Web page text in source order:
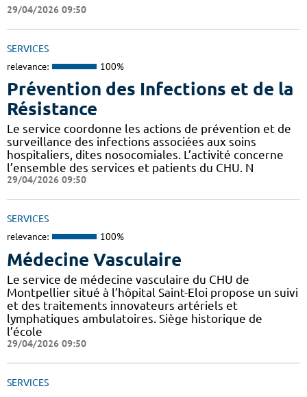
29/04/2026 09:50
SERVICES
relevance: 100%
Prévention des Infections et de la
Résistance
Le service coordonne les actions de prévention et de
surveillance des infections associées aux soins
hospitaliers, dites nosocomiales. L’activité concerne
l’ensemble des services et patients du CHU. N
29/04/2026 09:50
SERVICES
relevance: 100%
Médecine Vasculaire
Le service de médecine vasculaire du CHU de
Montpellier situé à l’hôpital Saint-Eloi propose un suivi
et des traitements innovateurs artériels et
lymphatiques ambulatoires. Siège historique de
l’école
29/04/2026 09:50
SERVICES